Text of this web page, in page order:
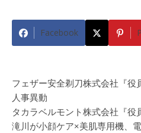
Facebook
フェザー安全剃刀株式会社『役
人事異動
タカラベルモント株式会社『役
滝川が小顔ケア×美肌専用機、